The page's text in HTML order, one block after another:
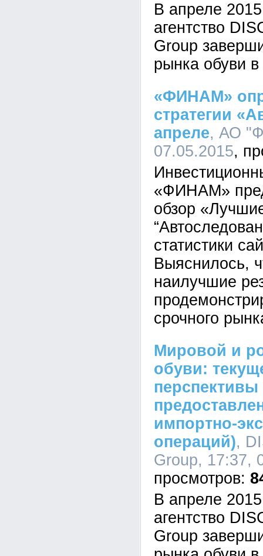
В апреле
агентство
Group
рынка обуви
«ФИНАМ»
стратегии
апреле, АО
07.05.2015
«ФИНАМ»
обзор
статистики
Выяснилось,
наилучшие
срочного
Мировой и
обуви:
перспективы
импортно-
операций),
Group, 17:37,
В апреле
агентство
Group